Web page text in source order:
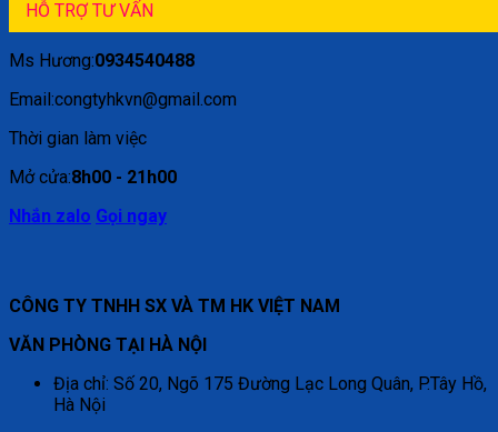
HỖ TRỢ TƯ VẤN
Ms Hương:0934540488
Email:congtyhkvn@gmail.com
Thời gian làm việc
Mở cửa:8h00 - 21h00
Nhắn zalo Gọi ngay
CÔNG TY TNHH SX VÀ TM HK VIỆT NAM
VĂN PHÒNG TẠI HÀ NỘI
Địa chỉ: Số 20, Ngõ 175 Đường Lạc Long Quân, P.Tây Hồ,
Hà Nội